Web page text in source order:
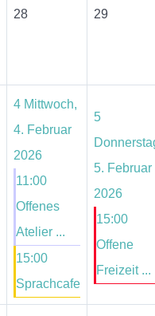
28 29
4 Mittwoch,
4. Februar
2026
11:00
Offenes
Atelier ...
15:00
Sprachcafe
5
5. Februar
2026
15:00
Offene
Freizeit ...